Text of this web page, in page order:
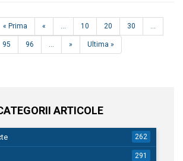
« Prima « 10 20 30
95 96 » Ultima »
ARTICOLE
262
291